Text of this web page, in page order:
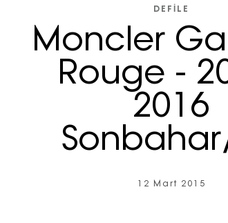
DEFILE
Moncler
Rouge -
2016
12 Mart 2015